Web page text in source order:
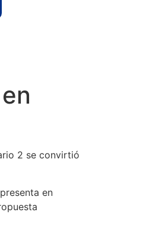
2 se convirtió
en